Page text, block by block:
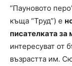
“Пауновото
къща “Труд”) е
писателката за
интересуват от
възрастта им.